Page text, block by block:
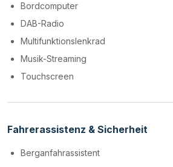
Bordcomputer
DAB-Radio
Multifunktionslenkrad
Musik-Streaming
Touchscreen
Fahrerassistenz & Sicherheit
Berganfahrassistent